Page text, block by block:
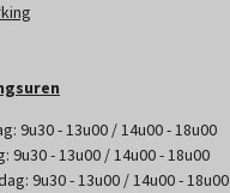
9u30 - 13u00 / 14u00 - 18u00
9u30 - 13u00 / 14u00 - 18u00
9u30 - 13u00 / 14u00 - 18u00